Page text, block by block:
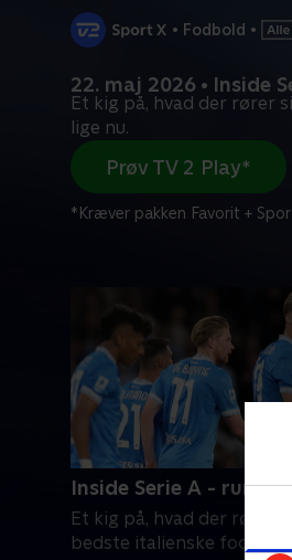
• Fodbold •
22. maj 2026 • Inside
Et kig på, hvad der rører
lige nu.
Prøv TV 2 Play*
*Kræver pakken Favorit +
Inside Serie A - runde
Et kig på, hvad der rører
bedste italienske